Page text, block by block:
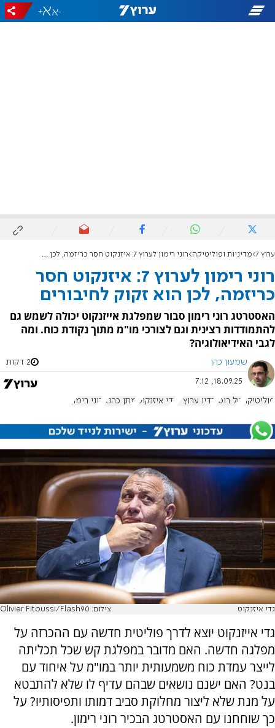
-
+
ערוץ 7 מדיניות ופוליטיקה רוני רימון לערוץ 7: איזנקוט חסר כריזמה, לכן הוא זקוק לחיבורים
רוני רימון לערוץ 7: איזנקוט חסר
כריזמה, לכן הוא זקוק לחיבורים
האסטרטג רוני רימון סבור שמפלגת אייזנקוט יכולה לשמש גם
להתמודדות רצינית וגם לצורכי מו"מ מתוך נקודת כוח. ומה
לגבי האידיאולוגיה?
שמעון כהן 2 דקות
18.09.25, 7:12
פוליטיקה טל רוסו רדיו ערוץ 7 גדי איזנקוט מתן כהנא רוני רימון
גדי איזנקוט צילום: Olivier Fitoussi/Flash90
גדי אייזנקוט יוצא לדרך פוליטית חדשה עם ההכרזה על
מפלגה חדשה. האם מדובר במפלגת קש שכל תכליתה
לייצר עמדת כוח משמעותית יותר במו"מ על איחוד עם
בנט? האם ישנם נושאים שבהם עדיף לו שלא להתבטא
על מנת שלא ליצור מחלוקת סביב דמותו ותפיסותיו? על
כך שוחחנו עם האסטרטג הבכיר רוני רימון.